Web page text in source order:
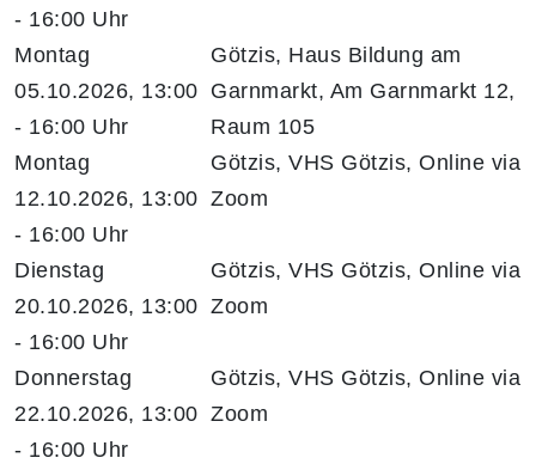
- 16:00 Uhr
Montag
05.10.2026, 13:00
- 16:00 Uhr
Götzis, Haus Bildung am
Garnmarkt, Am Garnmarkt 12,
Raum 105
Montag
12.10.2026, 13:00
- 16:00 Uhr
Götzis, VHS Götzis, Online via
Zoom
Dienstag
20.10.2026, 13:00
- 16:00 Uhr
Götzis, VHS Götzis, Online via
Zoom
Donnerstag
22.10.2026, 13:00
- 16:00 Uhr
Götzis, VHS Götzis, Online via
Zoom